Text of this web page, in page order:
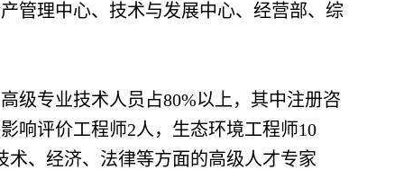
管理中心、技术与发展中心、经营部、综
级专业技术人员占80%以上，其中注册咨
响评价工程师2人，生态环境工程师10
术、经济、法律等方面的高级人才专家